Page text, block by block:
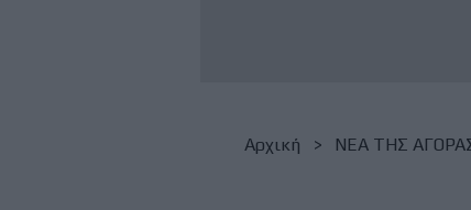
BreadcrumbΑρχική NΕΑ ΤΗΣ